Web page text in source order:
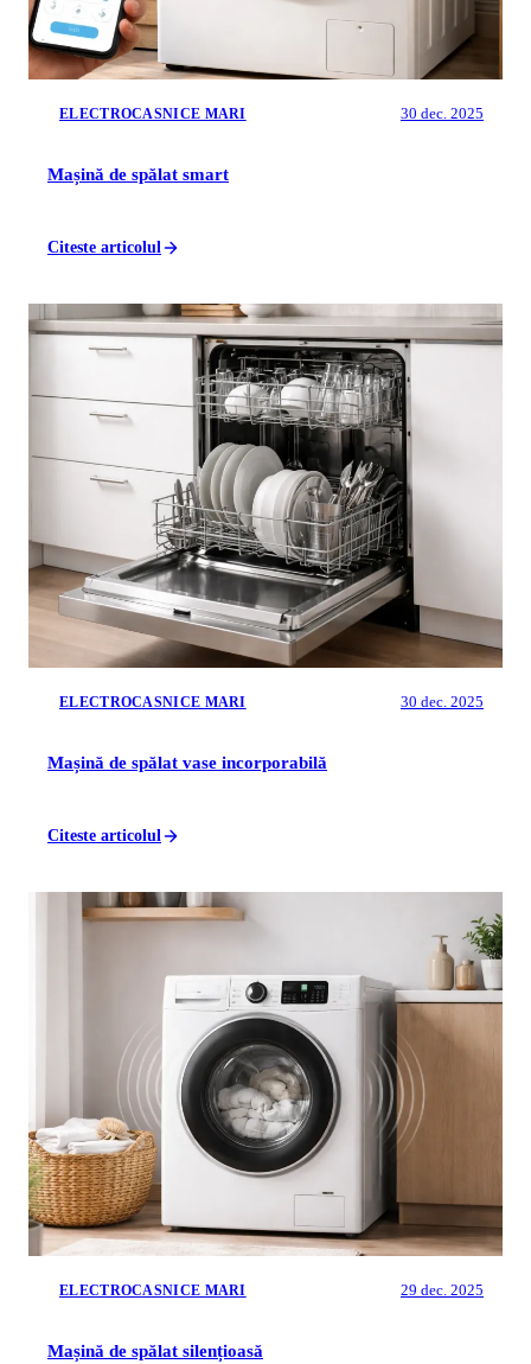
ELECTROCASNICE MARI 30 dec. 2025
Mașină de spălat smart
Citeste articolul
ELECTROCASNICE MARI 30 dec. 2025
Mașină de spălat vase incorporabilă
Citeste articolul
ELECTROCASNICE MARI 29 dec. 2025
Mașină de spălat silențioasă